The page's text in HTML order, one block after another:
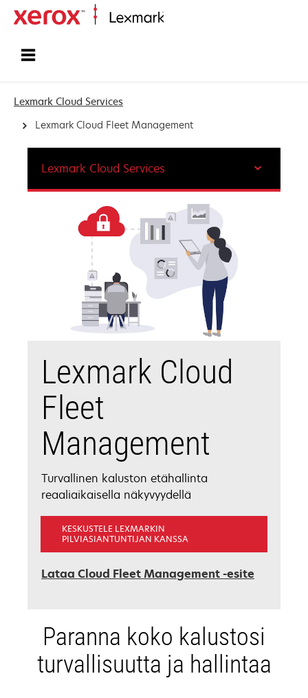
Lexmark Cloud Services
Lexmark Cloud Fleet Management
Lexmark Cloud
Fleet
Management
Turvallinen kaluston etähallinta
reaaliaikaisella näkyvyydellä
KESKUSTELE LEXMARKIN
PILVIASIANTUNTIJAN KANSSA
Lataa Cloud Fleet Management -esite
tab
Lexmark Cloud Services
Paranna koko kalustosi
turvallisuutta ja hallintaa